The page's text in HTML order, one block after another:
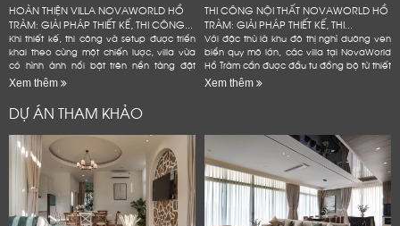
HOÀN THIỆN VILLA NOVAWORLD HỒ
TRÀM: GIẢI PHÁP THIẾT KẾ, THI CÔNG...
Khi thiết kế, thi công và setup được triển
khai theo cùng một chiến lược, villa vừa
có hình ảnh nổi bật trên nền tảng đặt
phòng, vừa bền hơn trong quá trình vận
hành và hạn...
Xem thêm
THI CÔNG NỘI THẤT NOVAWORLD HỒ
TRÀM: GIẢI PHÁP THIẾT KẾ, THI...
Với đặc thù là khu đô thị nghỉ dưỡng ven
biển quy mô lớn, các villa tại NovaWorld
Hồ Tràm cần được đầu tư đồng bộ từ thiết
kế nội thất, thi công hoàn thiện đến
setup...
Xem thêm
DỰ ÁN THAM KHẢO